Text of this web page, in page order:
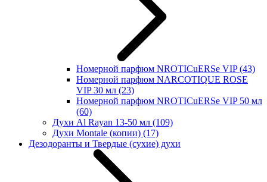
Номерной парфюм NROTICuERSe VIP(43)
Номерной парфюм NARCOTIQUE ROSE
VIP 30 мл (23)
Номерной парфюм NROTICuERSe VIP 50 мл
(60)
Духи Al Rayan 13-50 мл (109)
Духи Montale (копии) (17)
Дезодоранты и Твердые (сухие) духи